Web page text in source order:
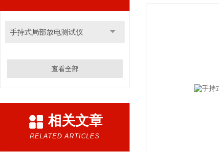
手持式局部放电测试仪
查看全部
相关文章
RELATED ARTICLES